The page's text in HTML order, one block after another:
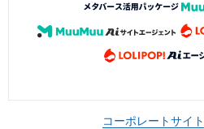
コーポレートサイト